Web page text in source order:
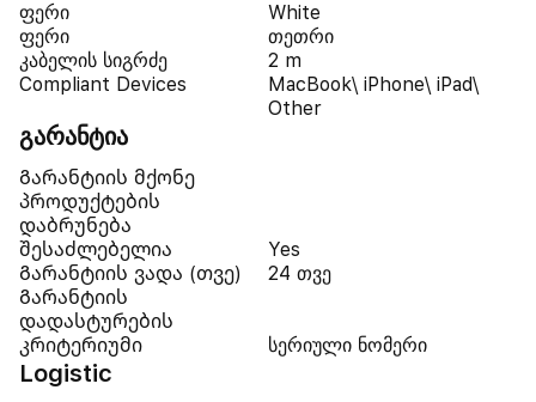
ფერი
White
ფერი
თეთრი
კაბელის სიგრძე
2 m
Compliant Devices
MacBook\ iPhone\ iPad\
Other
გარანტია
Გარანტიის მქონე
პროდუქტების
დაბრუნება
შესაძლებელია
Yes
Გარანტიის ვადა (თვე)
24 თვე
Გარანტიის
დადასტურების
კრიტერიუმი
სერიული ნომერი
Logistic